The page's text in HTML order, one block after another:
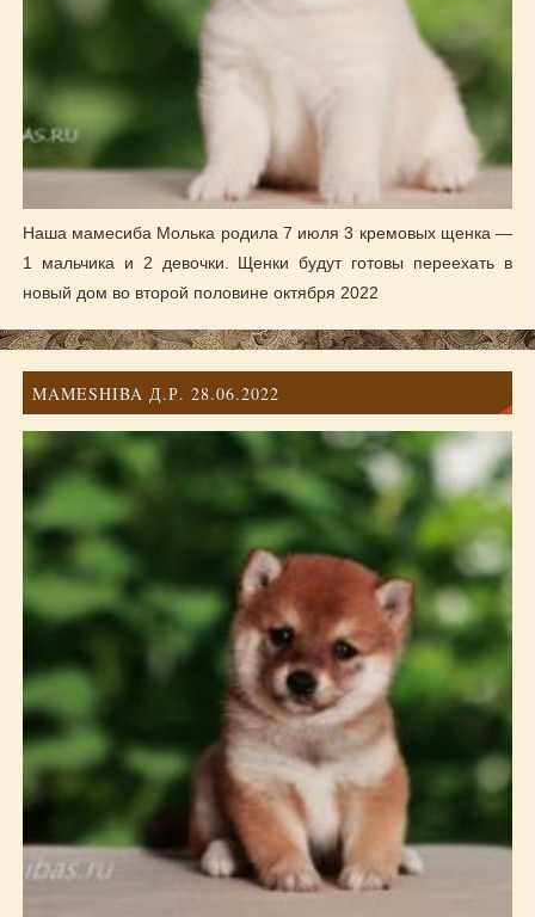
Наша мамесиба Молька родила 7 июля 3 кремовых щенка —
1 мальчика и 2 девочки. Щенки будут готовы переехать в
новый дом во второй половине октября 2022
MAMESHIBA Д.Р. 28.06.2022